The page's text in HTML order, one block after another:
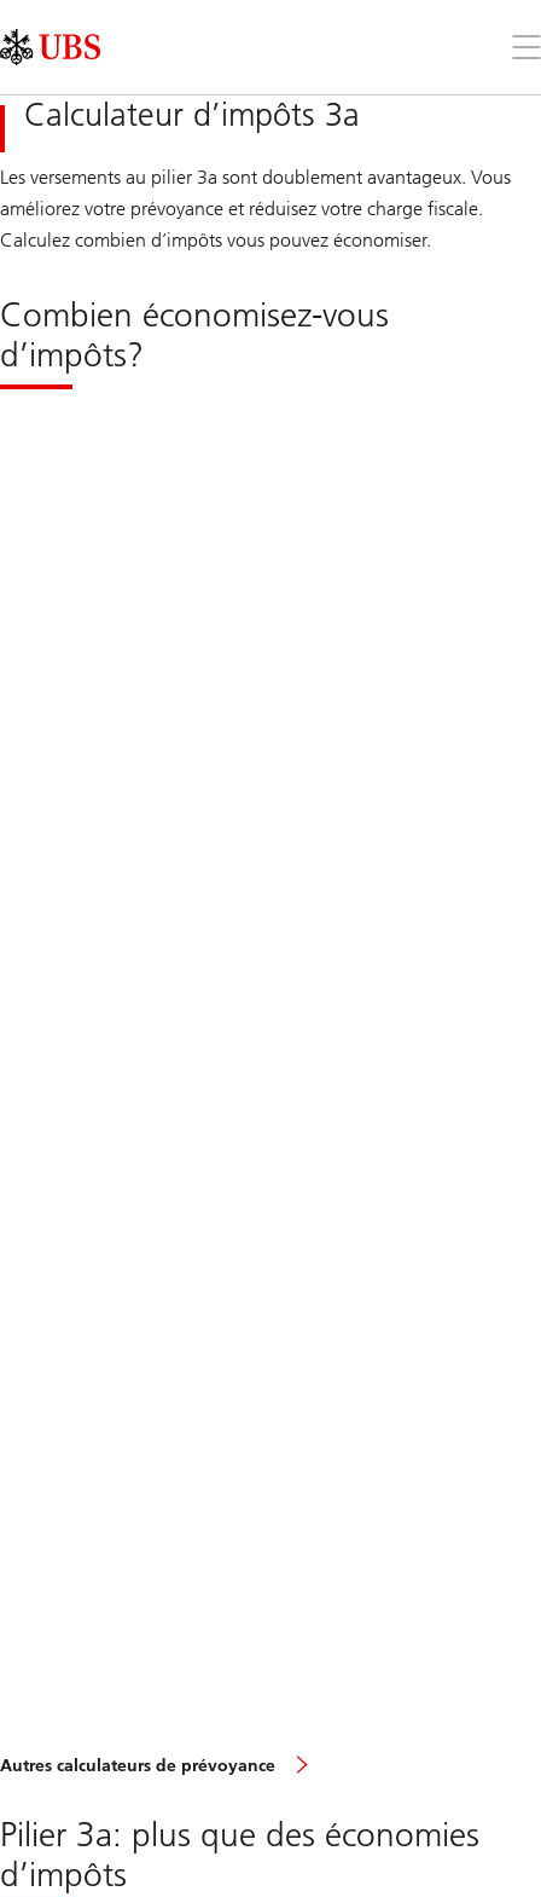
Links
Area
le
Calculateur d’impôts 3a
Les versements au pilier 3a sont doublement avantageux. Vous
améliorez votre prévoyance et réduisez votre charge fiscale.
Calculez combien d’impôts vous pouvez économiser.
Combien économisez-vous
d’impôts?
Autres calculateurs de prévoyance
Pilier 3a: plus que des économies
d’impôts